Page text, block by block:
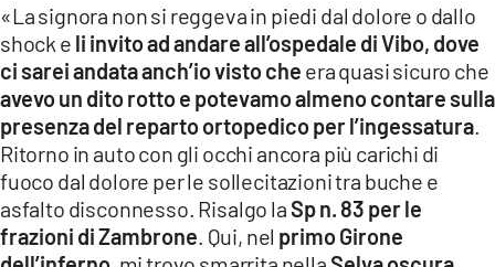
«La signora non si reggeva in piedi dal dolore o dallo
shock e li invito ad andare all’ospedale di Vibo, dove
ci sarei andata anch’io visto che era quasi sicuro che
avevo un dito rotto e potevamo almeno contare sulla
presenza del reparto ortopedico per l’ingessatura
Ritorno in auto con gli occhi ancora più carichi di
fuoco dal dolore per le sollecitazioni tra buche e
asfalto disconnesso. Risalgo laSp n. 83 per le
frazioni di Zambrone . Qui, nel primo Girone